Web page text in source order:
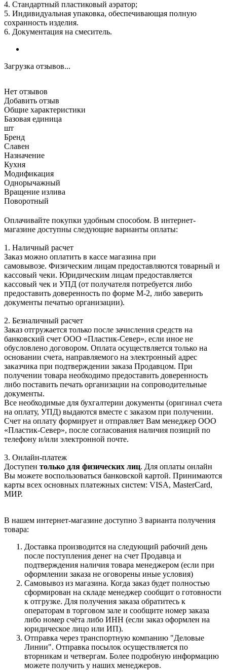
4. Стандартный пластиковый аэратор;
5. Индивидуальная упаковка, обеспечивающая полную
сохранность изделия.
6. Документация на смеситель.
Загрузка отзывов...
Нет отзывов
Добавить отзыв
Общие характеристики
Базовая единица
шт
Бренд
Славен
Назначение
Кухня
Модификация
Однорычажный
Вращение излива
Поворотный
Оплачивайте покупки удобным способом. В интернет-
магазине доступны следующие варианты оплаты:
1. Наличный расчет
Заказ можно оплатить в кассе магазина при
самовывозе. Физическим лицам предоставляются товарный и
кассовый чеки. Юридическим лицам предоставляется
кассовый чек и УПД (от получателя потребуется либо
предоставить доверенность по форме М-2, либо заверить
документы печатью организации).
2. Безналичный расчет
Заказ отгружается только после зачисления средств на
банковский счет ООО «Пластик-Север», если иное не
обусловлено договором. Оплата осуществляется только на
основании счета, направляемого на электронный адрес
заказчика при подтверждении заказа Продавцом. При
получении товара необходимо предоставить доверенность
либо поставить печать организации на сопроводительные
документы.
Все необходимые для бухгалтерии документы (оригинал счета
на оплату, УПД) выдаются вместе с заказом при получении.
Счет на оплату формирует и отправляет Вам менеджер ООО
«Пластик-Север», после согласования наличия позиций по
телефону и/или электронной почте.
3. Онлайн-платеж
Доступен только для физических лиц. Для оплаты онлайн
Вы можете воспользоваться банковской картой. Принимаются
карты всех основных платежных систем: VISA, MasterCard,
МИР.
В нашем интернет-магазине доступно 3 варианта получения
товара:
Доставка производится на следующий рабочий день
после поступления денег на счет Продавца и
подтверждения наличия товара менеджером (если при
оформлении заказа не оговорены иные условия)
Самовывоз из магазина. Когда заказ будет полностью
сформирован на складе менеджер сообщит о готовности
к отгрузке. Для получения заказа обратитесь к
операторам в торговом зале и сообщите номер заказа
либо номер счёта либо ИНН (если заказ оформлен на
юридическое лицо или ИП).
Отправка через транспортную компанию "Деловые
Линии". Отправка посылок осуществляется по
вторникам и четвергам. Более подробную информацию
можете получить у наших менеджеров.